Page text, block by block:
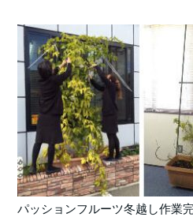
パッションフルーツ冬越し作業